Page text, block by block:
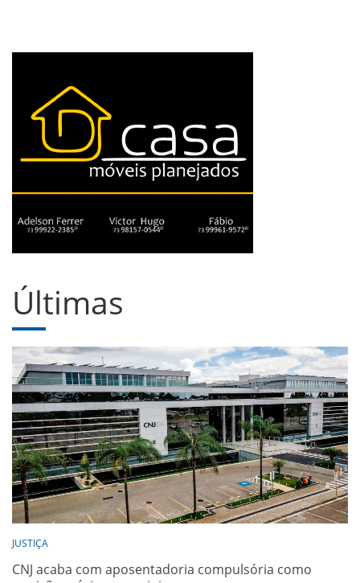
Últimas
JUSTIÇA
CNJ acaba com aposentadoria compulsória como